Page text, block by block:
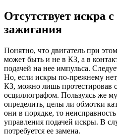
Отсутствует искра
зажигания
Понятно, что двигатель при
может быть и не в КЗ, а в
подачей на нее импульса.
Но, если искры по-прежнему
КЗ, можно лишь протестировав
осциллографом. Пользуясь же
определить, целы ли обмотки
они в порядке, то
управления подачей искры. В
потребуется ее замена.